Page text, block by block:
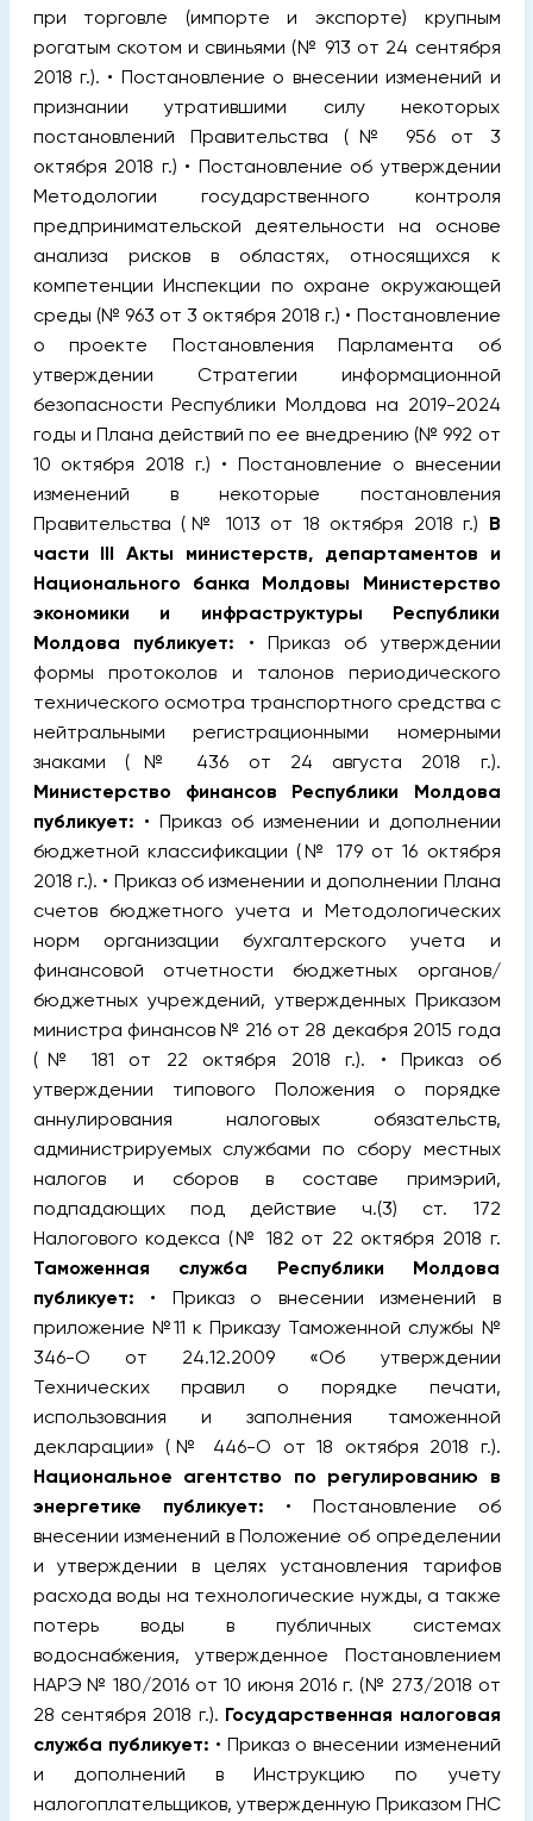
при торговле (импорте и экспорте) крупным
рогатым скотом и свиньями (№ 913 от 24 сентября
2018 г.). • Постановление о внесении изменений и
признании утратившими силу некоторых
постановлений Правительства (№ 956 от 3
октября 2018 г.) • Постановление об утверждении
Методологии государственного контроля
предпринимательской деятельности на основе
анализа рисков в областях, относящихся к
компетенции Инспекции по охране окружающей
среды (№ 963 от 3 октября 2018 г.) • Постановление
о проекте Постановления Парламента об
утверждении Стратегии информационной
безопасности Республики Молдова на 2019-2024
годы и Плана действий по ее внедрению (№ 992 от
10 октября 2018 г.) • Постановление о внесении
изменений в некоторые постановления
Правительства (№ 1013 от 18 октября 2018 г.) В
части III Акты министерств, департаментов и
Национального банка Молдовы Министерство
экономики и инфраструктуры Республики
Молдова публикует: • Приказ об утверждении
формы протоколов и талонов периодического
технического осмотра транспортного средства с
нейтральными регистрационными номерными
знаками (№ 436 от 24 августа 2018 г.).
Министерство финансов Республики Молдова
публикует: • Приказ об изменении и дополнении
бюджетной классификации (№ 179 от 16 октября
2018 г.). • Приказ об изменении и дополнении Плана
счетов бюджетного учета и Методологических
норм организации бухгалтерского учета и
финансовой отчетности бюджетных органов/
бюджетных учреждений, утвержденных Приказом
министра финансов № 216 от 28 декабря 2015 годa
(№ 181 от 22 октября 2018 г.). • Приказ об
утверждении типового Положения о порядке
аннулирования налоговых обязательств,
администрируемых службами по сбору местных
налогов и сборов в составе примэрий,
подпадающих под действие ч.(3) ст. 172
Налогового кодекса (№ 182 от 22 октября 2018 г.
Таможенная служба Республики Молдова
публикует: • Приказ о внесении изменений в
приложение №11 к Приказу Таможенной службы №
346-О от 24.12.2009 «Об утверждении
Технических правил о порядке печати,
использования и заполнения таможенной
декларации» (№ 446-О от 18 октября 2018 г.).
Национальное агентство по регулированию в
энергетике публикует: • Постановление об
внесении изменений в Положение об определении
и утверждении в целях установления тарифов
расхода воды на технологические нужды, а также
потерь воды в публичных системах
водоснабжения, утвержденное Постановлением
НАРЭ № 180/2016 от 10 июня 2016 г. (№ 273/2018 от
28 сентября 2018 г.). Государственная налоговая
служба публикует: • Приказ о внесении изменений
и дополнений в Инструкцию по учету
налогоплательщиков, утвержденную Приказом ГНС